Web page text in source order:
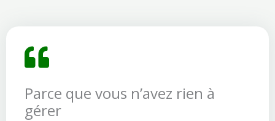
Parce que vous n’avez rien à
gérer